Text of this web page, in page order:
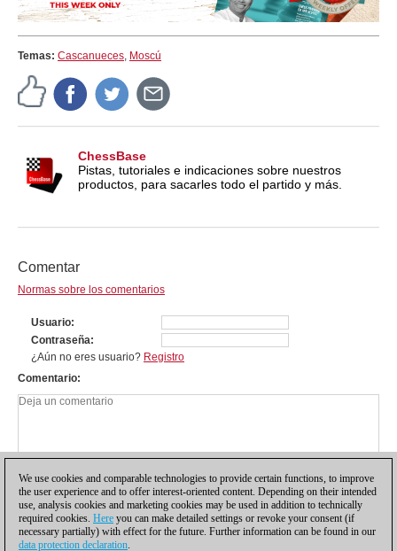
Temas: Cascanueces, Moscú
ChessBase
Pistas, tutoriales e indicaciones sobre nuestros
productos, para sacarles todo el partido y más.
Comentar
Normas sobre los comentarios
Usuario
Contraseña
¿Aún no eres usuario? Registro
Comentario
We use cookies and comparable technologies to provide certain functions, to improve
the user experience and to offer interest-oriented content. Depending on their intended
use, analysis cookies and marketing cookies may be used in addition to technically
required cookies. Here you can make detailed settings or revoke your consent (if
necessary partially) with effect for the future. Further information can be found in our
data protection declaration.